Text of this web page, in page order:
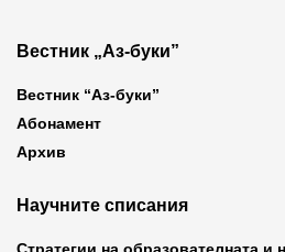
Вестник „Аз-буки”
Вестник “Аз-буки”
Абонамент
Архив
Научните списания